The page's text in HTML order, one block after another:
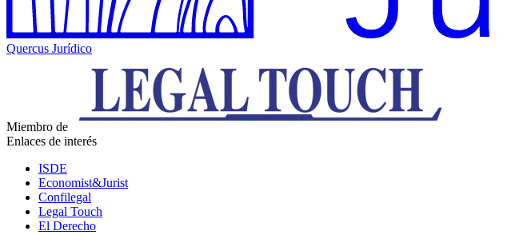
Quercus Jurídico
Miembro de
Enlaces de interés
ISDE
Economist&Jurist
Confilegal
Legal Touch
El Derecho